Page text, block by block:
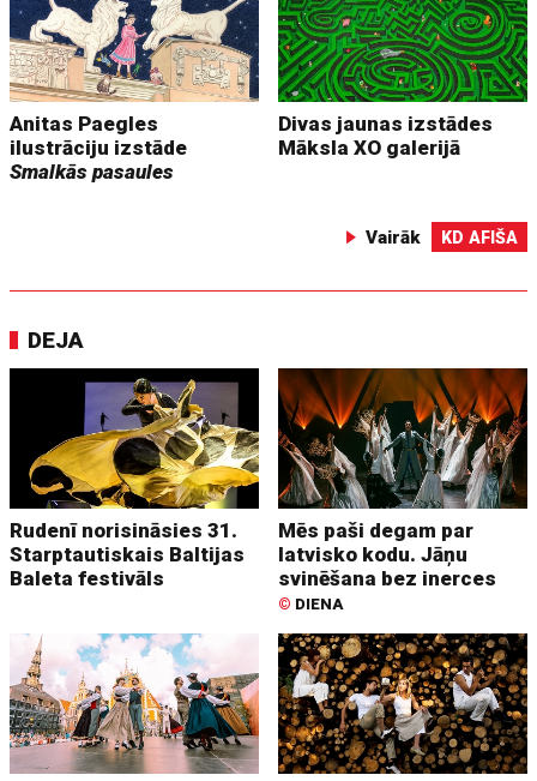
Anitas Paegles
ilustrāciju izstāde
Smalkās pasaules
Divas jaunas izstādes
Māksla XO galerijā
Vairāk KD AFIŠA
DEJA
Rudenī norisināsies 31.
Starptautiskais Baltijas
Baleta festivāls
Mēs paši degam par
latvisko kodu. Jāņu
svinēšana bez inerces
© DIENA